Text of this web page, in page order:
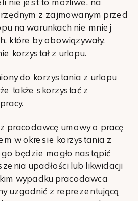
z zajmowanym przed
na warunkach nie mniej
które by obowiązywały,
korzystał z urlopu.
do korzystania z urlopu
także skorzystać z
pracodawcę umowy o pracę
w okresie korzystania z
będzie mogło nastąpić
upadłości lub likwidacji
wypadku pracodawca
uzgodnić z reprezentującą